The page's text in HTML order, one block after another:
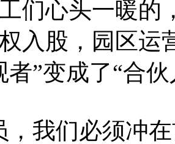
们心头一暖的
入股，园区运
者”变成了“合
，我们必须冲